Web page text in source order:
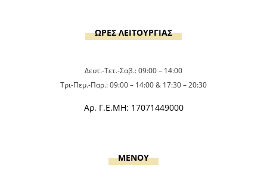
ΩΡΕΣ ΛΕΙΤΟΥΡΓΙΑΣ
Δευτ.-Τετ.-Σαβ.: 09:00 – 14:00
Τρι-Πεμ.-Παρ.: 09:00 – 14:00 & 17:30 – 20:30
Αρ. Γ.Ε.ΜΗ: 17071449000
MENOY